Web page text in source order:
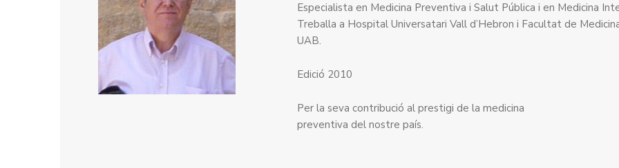
Especialista en Medicina Preventiva i Salut Pública i en Medicina
Treballa a Hospital Universatari Vall d’Hebron i Facultat de
UAB.
Edició 2010
Per la seva contribució al prestigi de la medicina
preventiva del nostre país.